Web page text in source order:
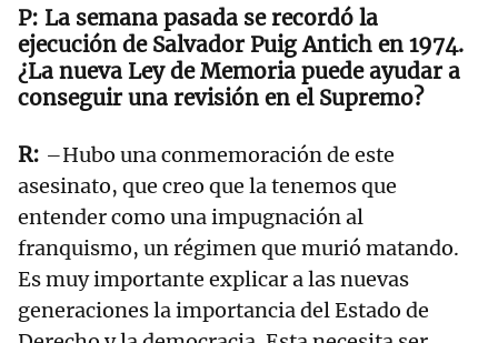
La semana pasada se recordó la
ejecución de Salvador Puig Antich en 1974.
¿La nueva Ley de Memoria puede ayudar a
conseguir una revisión en el Supremo?
–Hubo una conmemoración de este
asesinato, que creo que la tenemos que
entender como una impugnación al
franquismo, un régimen que murió matando.
Es muy importante explicar a las nuevas
generaciones la importancia del Estado de